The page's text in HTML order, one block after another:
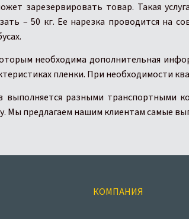
зарезервировать товар. Такая
– 50 кг. Ее нарезка проводится на
необходима дополнительная
пленки. При необходимости
выполняется разными транспортными
Мы предлагаем нашим клиентам самые
КОМПАНИЯ